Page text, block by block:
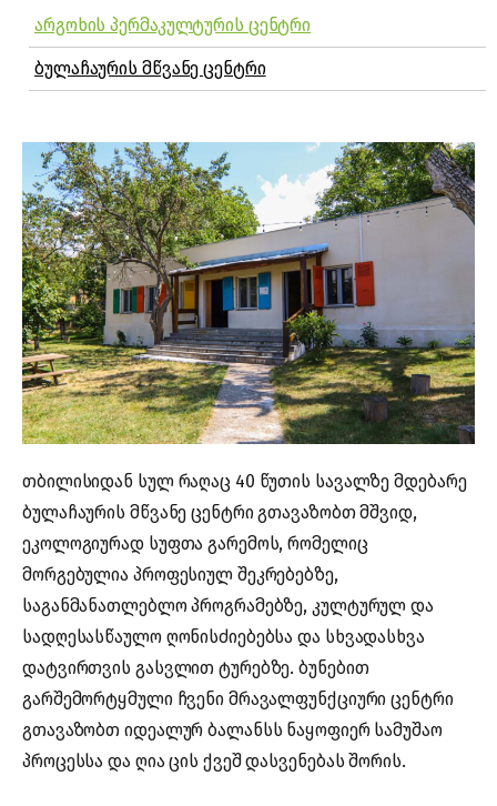
არგოხის პერმაკულტურის ცენტრი
ბულაჩაურის მწვანე ცენტრი
თბილისიდან სულ რაღაც 40 წუთის სავალზე მდებარე
ბულაჩაურის მწვანე ცენტრი გთავაზობთ მშვიდ,
ეკოლოგიურად სუფთა გარემოს, რომელიც
მორგებულია პროფესიულ შეკრებებზე,
საგანმანათლებლო პროგრამებზე, კულტურულ და
სადღესასწაულო ღონისძიებებსა და სხვადასხვა
დატვირთვის გასვლით ტურებზე. ბუნებით
გარშემორტყმული ჩვენი მრავალფუნქციური ცენტრი
გთავაზობთ იდეალურ ბალანსს ნაყოფიერ სამუშაო
პროცესსა და ღია ცის ქვეშ დასვენებას შორის.